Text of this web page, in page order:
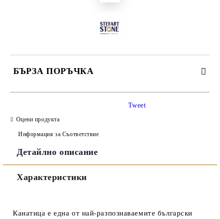
БЪРЗА ПОРЪЧКА
Ние ще се свържем с вас в рамките на работния ден.
Tweet
Оцени продукта
Информация за Съответствие
Детайлно описание
Характеристики
Канатица е една от най-разпознаваемите български